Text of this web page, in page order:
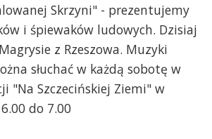
Skrzyni" - prezentujemy
i śpiewaków ludowych. Dzisiaj
z Rzeszowa. Muzyki
słuchać w każdą sobotę w
"Na Szczecińskiej Ziemi" w
do 7.00